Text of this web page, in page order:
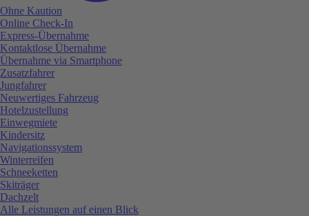
Ohne Kaution
Online Check-In
Express-Übernahme
Kontaktlose Übernahme
Übernahme via Smartphone
Zusatzfahrer
Jungfahrer
Neuwertiges Fahrzeug
Hotelzustellung
Einwegmiete
Kindersitz
Navigationssystem
Winterreifen
Schneeketten
Skiträger
Dachzelt
Alle Leistungen auf einen Blick